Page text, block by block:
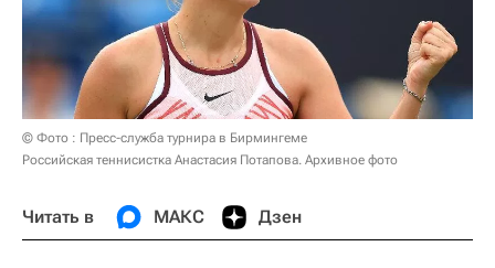
© Фото : Пресс-служба турнира в Бирмингеме
Российская теннисистка Анастасия Потапова. Архивное фото
Читать в МАКС Дзен